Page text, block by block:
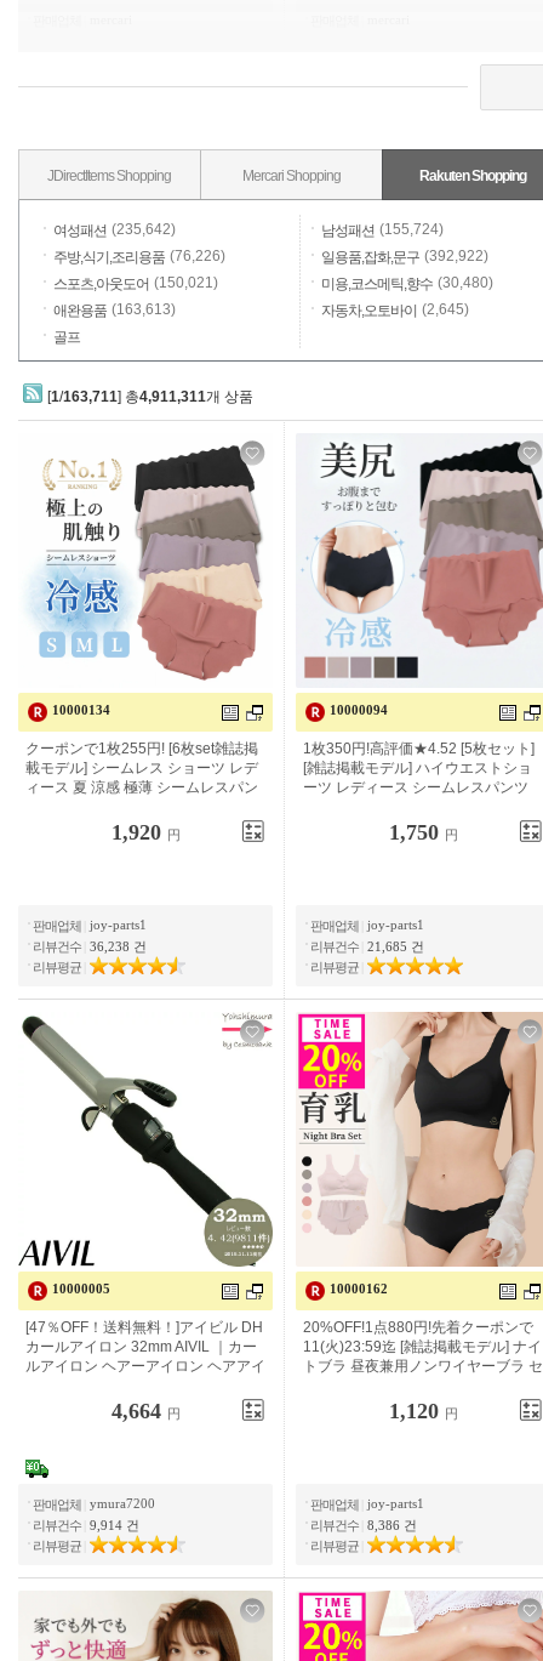
JDirectItems Shopping Mercari Shopping Rakuten Shopping
여성패션 (235,642) 남성패션 (155,724)
주방,식기,조리용품 (76,226) 일용품,잡화,문구 (392,922)
스포츠,아웃도어 (150,021) 미용,코스메틱,향수 (30,480)
애완용품 (163,613) 자동차,오토바이 (2,645)
골프
[1/163,711] 총4,911,311개 상품
10000134
쿠폰으로 1 장 255 엔! [6 장 set 잡지
게재 모델] 원활한 반바지 여성 여름
시원한 느낌 극박 원활한 바지 반바지
신기 스칼랩 라인이 나오지 않는 くす
み 컬러 이너 올 시즌 신축성 통상
1,920 円
판매업체 joy-parts1
리뷰건수 36,238 건
리뷰평균
10000094
1 장 350 엔! 고평가 ★ 4.52 [5 장 세
트] [잡지 게재 모델] 하이 웨스트 반바
지 여성 원활한 바지 반바지 5 장 세트
착용감 큰 사이즈 힙 업 배 긴축 통기
무봉제 솔기 없음
1,750 円
판매업체 joy-parts1
리뷰건수 21,685 건
리뷰평균
10000005
[47%OFF! 무료 배송! ] 아이 빌 DH 컬
다리미 32mm AIVIL | 컬 다리미 헤어
다리미 헤어 다리미 코테 곱슬 머리 웨
동 방지 자동 전원 OFF | 정규품 스탠
다드 사이즈 DH-32CLP | RSL
4,664 円
판매업체 ymura7200
리뷰건수 9,914 건
리뷰평균
10000162
20% OFF! 1점 880엔! 선착 쿠폰으로
11(화) 23:59까지
1,120 円
판매업체 joy-parts1
리뷰건수 8,386 건
리뷰평균